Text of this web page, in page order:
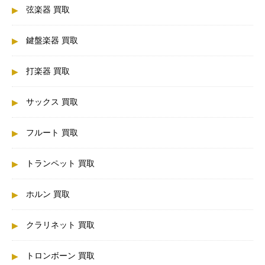
弦楽器 買取
鍵盤楽器 買取
打楽器 買取
サックス 買取
フルート 買取
トランペット 買取
ホルン 買取
クラリネット 買取
トロンボーン 買取